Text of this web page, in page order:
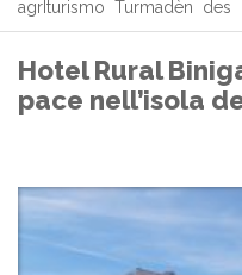
agrIturismo Turmadèn
della più genuina Minorca,
Hotel Rural
pace nell’isola